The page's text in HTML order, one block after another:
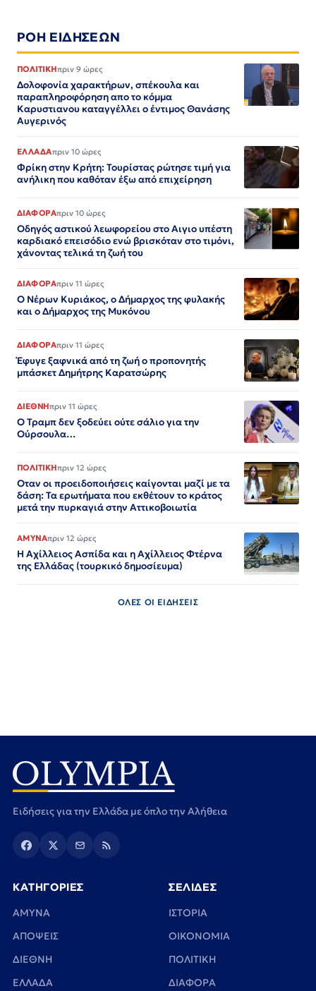
ΡΟΗ ΕΙΔΗΣΕΩΝ
ΠΟΛΙΤΙΚΗπριν 9 ώρες
Δολοφονία χαρακτήρων, σπέκουλα και
παραπληροφόρηση απο το κόμμα
Καρυστιανου καταγγέλλει ο έντιμος Θανάσης
Αυγερινός
ΕΛΛΑΔΑπριν 10 ώρες
Φρίκη στην Κρήτη: Τουρίστας ρώτησε τιμή για
ανήλικη που καθόταν έξω από επιχείρηση
ΔΙΑΦΟΡΑπριν 10 ώρες
Οδηγός αστικού λεωφορείου στο Αιγιο υπέστη
καρδιακό επεισόδιο ενώ βρισκόταν στο τιμόνι,
χάνοντας τελικά τη ζωή του
ΔΙΑΦΟΡΑπριν 11 ώρες
Ο Νέρων Κυριάκος, o Δήμαρχος της φυλακής
και ο Δήμαρχος της Μυκόνου
ΔΙΑΦΟΡΑπριν 11 ώρες
Έφυγε ξαφνικά από τη ζωή ο προπονητής
μπάσκετ Δημήτρης Καρατσώρης
ΔΙΕΘΝΗπριν 11 ώρες
Ο Τραμπ δεν ξοδεύει ούτε σάλιο για την
Ούρσουλα…
ΠΟΛΙΤΙΚΗπριν 12 ώρες
Οταν οι προειδοποιήσεις καίγονται μαζί με τα
δάση: Τα ερωτήματα που εκθέτουν το κράτος
μετά την πυρκαγιά στην Αττικοβοιωτία
ΑΜΥΝΑπριν 12 ώρες
Η Αχίλλειος Ασπίδα και η Αχίλλειος Φτέρνα
της Ελλάδας (τουρκικό δημοσίευμα)
ΟΛΕΣ ΟΙ ΕΙΔΗΣΕΙΣ
Ειδήσεις για την Ελλάδα με όπλο την Αλήθεια
ΚΑΤΗΓΟΡΙΕΣ
ΑΜΥΝΑ
ΑΠΟΨΕΙΣ
ΔΙΕΘΝΗ
ΕΛΛΑΔΑ
ΣΕΛΙΔΕΣ
ΙΣΤΟΡΙΑ
ΟΙΚΟΝΟΜΙΑ
ΠΟΛΙΤΙΚΗ
ΔΙΑΦΟΡΑ